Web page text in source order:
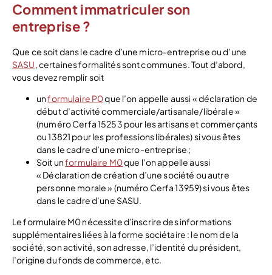
Comment immatriculer son
entreprise ?
Que ce soit dans le cadre d’une micro-entreprise ou d’une
SASU, certaines formalités sont communes. Tout d’abord,
vous devez remplir soit
unformulaire P0que l’on appelle aussi « déclaration de
début d’activité commerciale/artisanale/libérale »
(numéro Cerfa 15253 pour les artisans et commerçants
ou 13821 pour les professions libérales) si vous êtes
dans le cadre d’une micro-entreprise ;
Soit unformulaire M0que l’on appelle aussi
« Déclaration de création d’une société ou autre
personne morale » (numéro Cerfa 13959) si vous êtes
dans le cadre d’une SASU.
Le formulaire M0 nécessite d’inscrire des informations
supplémentaires liées à la forme sociétaire : le nom de la
société, son activité, son adresse, l’identité du président,
l’origine du fonds de commerce, etc.